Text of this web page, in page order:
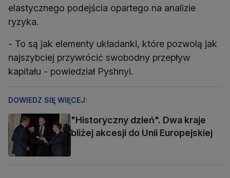
elastycznego podejścia opartego na analizie
ryzyka.
- To są jak elementy układanki, które pozwolą jak
najszybciej przywrócić swobodny przepływ
kapitału - powiedział Pyshnyi.
DOWIEDZ SIĘ WIĘCEJ:
"Historyczny dzień". Dwa kraje
bliżej akcesji do Unii Europejskiej